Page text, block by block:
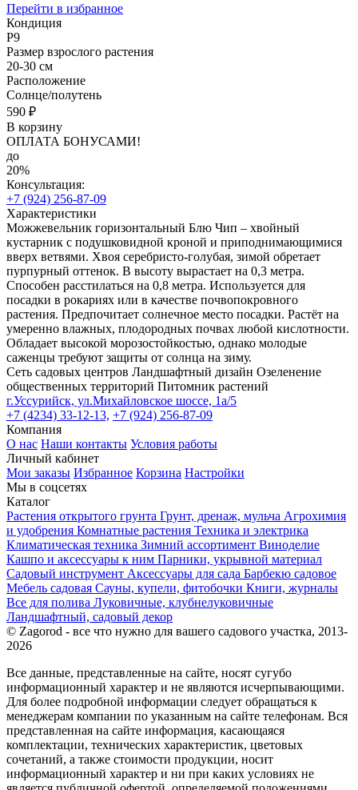
Перейти в избранное
Кондиция
Р9
Размер взрослого растения
20-30 см
Расположение
Солнце/полутень
590 ₽
В корзину
ОПЛАТА БОНУСАМИ!
до
20%
Консультация:
+7 (924) 256-87-09
Характеристики
Можжевельник горизонтальный Блю Чип – хвойный
кустарник с подушковидной кроной и приподнимающимися
вверх ветвями. Хвоя серебристо-голубая, зимой обретает
пурпурный оттенок. В высоту вырастает на 0,3 метра.
Способен расстилаться на 0,8 метра. Используется для
посадки в рокариях или в качестве почвопокровного
растения. Предпочитает солнечное место посадки. Растёт на
умеренно влажных, плодородных почвах любой кислотности.
Обладает высокой морозостойкостью, однако молодые
саженцы требуют защиты от солнца на зиму.
Сеть садовых центров Ландшафтный дизайн Озеленение
общественных территорий Питомник растений
г.Уссурийск, ул.Михайловское шоссе, 1а/5
+7 (4234) 33-12-13, +7 (924) 256-87-09
Компания
О нас Наши контакты Условия работы
Личный кабинет
Мои заказы Избранное Корзина Настройки
Мы в соцсетях
Каталог
Растения открытого грунта Грунт, дренаж, мульча Агрохимия
и удобрения Комнатные растения Техника и электрика
Климатическая техника Зимний ассортимент Виноделие
Кашпо и аксессуары к ним Парники, укрывной материал
Садовый инструмент Аксессуары для сада Барбекю садовое
Мебель садовая Сауны, купели, фитобочки Книги, журналы
Все для полива Луковичные, клубнелуковичные
Ландшафтный, садовый декор
© Zagorod - все что нужно для вашего садового участка, 2013-
2026
Все данные, представленные на сайте, носят сугубо
информационный характер и не являются исчерпывающими.
Для более подробной информации следует обращаться к
менеджерам компании по указанным на сайте телефонам. Вся
представленная на сайте информация, касающаяся
комплектации, технических характеристик, цветовых
сочетаний, а также стоимости продукции, носит
информационный характер и ни при каких условиях не